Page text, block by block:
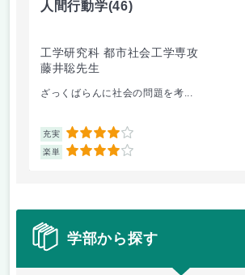
人間行動学(46)
工学研究科 都市社会工学専攻
藤井聡先生
ざっくばらんに社会の問題を考...
充実 4
楽単 4
学部から探す